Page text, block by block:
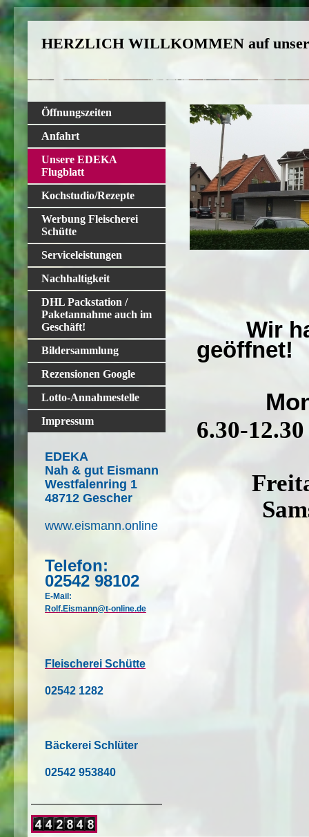
HERZLICH WILLKOMMEN auf
Öffnungszeiten
Anfahrt
Unsere EDEKA
Flugblatt
Kochstudio/Rezepte
Werbung Fleischerei
Schütte
Serviceleistungen
Nachhaltigkeit
DHL Packstation /
Paketannahme auch im
Geschäft!
Bildersammlung
Rezensionen Google
Lotto-Annahmestelle
Impressum
EDEKA
Nah & gut Eismann
Westfalenring 1
48712 Gescher
www.eismann.online
Telefon:
02542 98102
E-Mail:
Rolf.Eismann@t-online.de
Fleischerei Schütte
02542 1282
Bäckerei Schlüter
02542 953840
Wir
geöffnet!
6.30-
Freitag